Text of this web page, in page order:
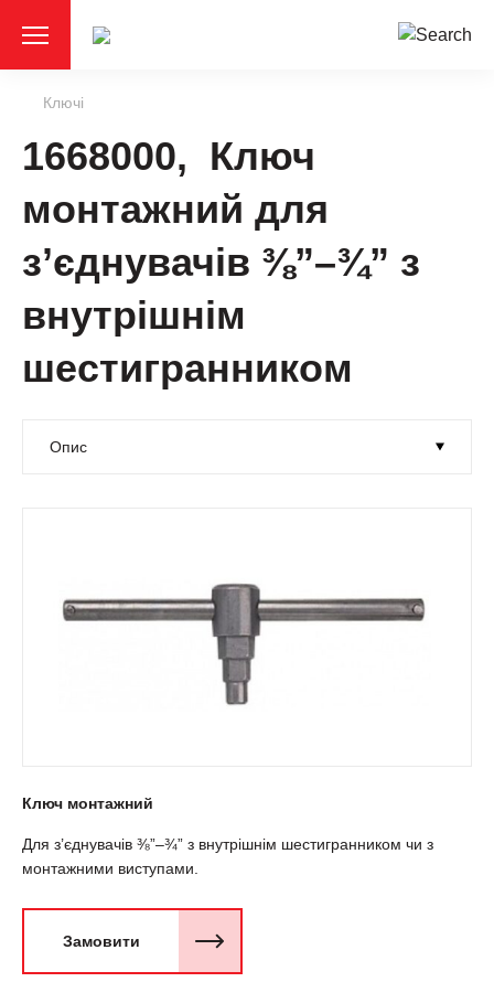
Ключі
1668000, Ключ
монтажний для
з’єднувачів ⅜”–¾” з
внутрішнім
шестигранником
Ключ монтажний
Для з’єднувачів ⅜”–¾” з внутрішнім шестигранником чи з
монтажними виступами.
Замовити